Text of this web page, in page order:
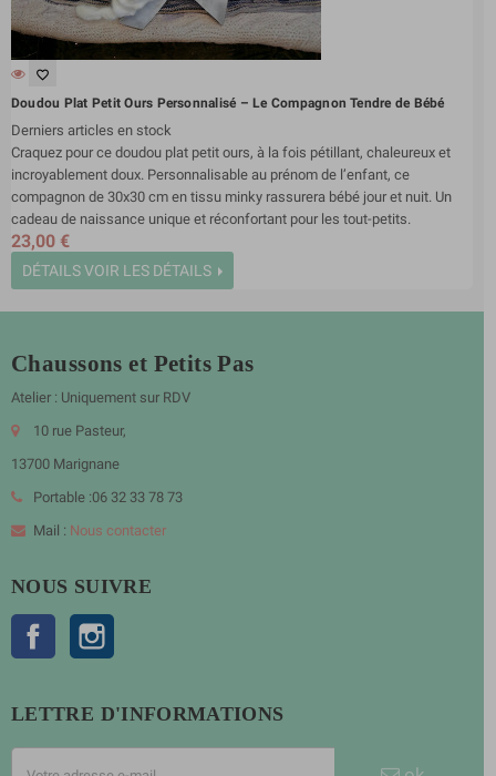
favorite_border
Doudou Plat Petit Ours Personnalisé – Le Compagnon Tendre de Bébé
Derniers articles en stock
Craquez pour ce doudou plat petit ours, à la fois pétillant, chaleureux et
incroyablement doux. Personnalisable au prénom de l’enfant, ce
compagnon de 30x30 cm en tissu minky rassurera bébé jour et nuit. Un
cadeau de naissance unique et réconfortant pour les tout-petits.
23,00 €
DÉTAILSVOIR LES DÉTAILS
Chaussons et Petits Pas
Atelier : Uniquement sur RDV
10 rue Pasteur,
13700 Marignane
Portable :06 32 33 78 73
Mail : Nous contacter
NOUS SUIVRE
Facebook
LETTRE D'INFORMATIONS